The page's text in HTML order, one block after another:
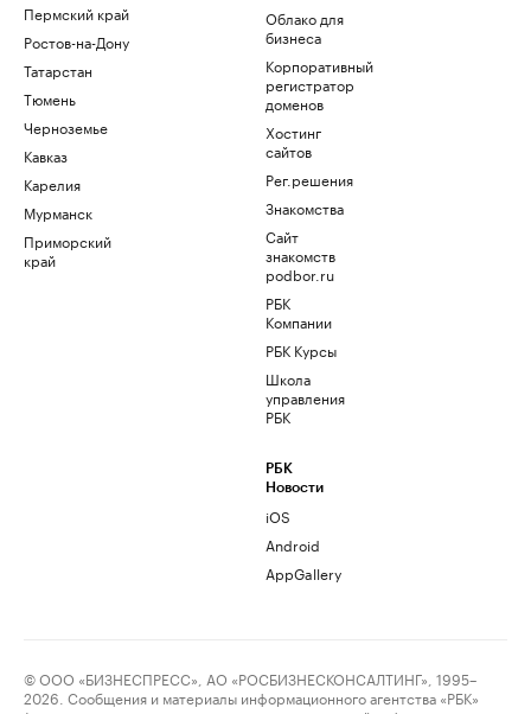
Пермский край
Ростов-на-Дону
Татарстан
Тюмень
Черноземье
Кавказ
Карелия
Мурманск
Приморский
край
Облако для
бизнеса
Корпоративный
регистратор
доменов
Хостинг
сайтов
Рег.решения
Знакомства
Сайт
знакомств
podbor.ru
РБК
Компании
РБК Курсы
Школа
управления
РБК
РБК
Новости
iOS
Android
AppGallery
© ООО «БИЗНЕСПРЕСС», АО «РОСБИЗНЕСКОНСАЛТИНГ», 1995–
2026. Сообщения и материалы информационного агентства «РБК»